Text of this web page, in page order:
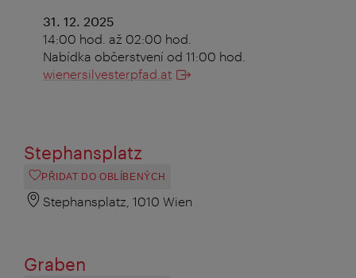
31. 12. 2025
14:00 hod. až 02:00 hod.
Nabídka občerstvení od 11:00 hod.
wienersilvesterpfad.at
Stephansplatz
PŘIDAT DO OBLÍBENÝCH
Stephansplatz, 1010 Wien
Graben